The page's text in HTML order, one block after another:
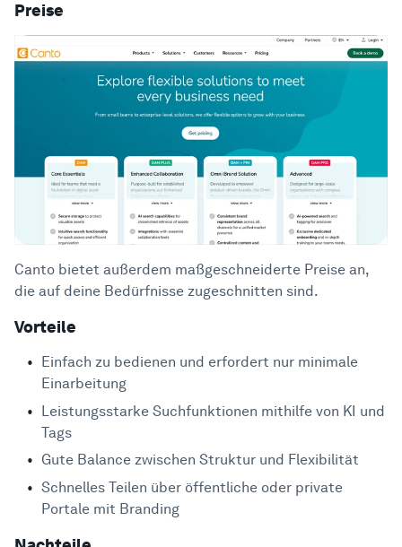
Preise
Canto bietet außerdem maßgeschneiderte Preise an,
die auf deine Bedürfnisse zugeschnitten sind.
Vorteile
Einfach zu bedienen und erfordert nur minimale
Einarbeitung
Leistungsstarke Suchfunktionen mithilfe von KI und
Tags
Gute Balance zwischen Struktur und Flexibilität
Schnelles Teilen über öffentliche oder private
Portale mit Branding